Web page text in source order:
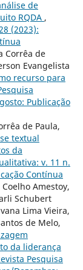
de
RQDA ,
(2023):
Corrêa de
Evangelista
recurso para
Publicação
de Paula,
textual
da
v. 11 n.
Contínua
Amestoy,
Schubert
Lima Vieira,
de Melo,
da liderança
Pesquisa